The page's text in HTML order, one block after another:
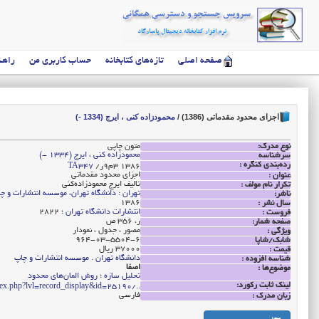
صفحه اصلی تازه‌های کتابخانه حساب کاربری من
اجزای محدود مقدماتی (1386) / محمودزاده کنی ، ایرج (1334 -)
نوع مدرک:
متون چاپی
سرشناسه
محمودزاده کنی ، ایرج (1334 -)
رده‌بندی کنگره :
TA347 ‭/ر9م3 1386
عنوان :
اجزای محدود مقدماتی
تکرار نام مولف :
تالیف ایرج محمودزاده‌کنی
ناشر:
تهران : دانشگاه تهران، موسسه انتشارات و
سال نشر :
1386
فروست :
انتشارات دانشگاه تهران ؛ 2822
صفحه شمار:
ر، 356 ص
ویژگی :
مصور ، جدول ، نمودار
شابک/شاپا
964-03-5504-6
قیمت :
37000 ریال
شناسه افزوده :
دانشگاه تهران . موسسه انتشارات و چاپ
موضوع‌ها :
اصفا
تحلیل سازه ؛ روش المان‌های محدود
لینک ثابت رکورد:
../opac/index.php?lvl=record_display&id=25190
زبان مدرک :
فارسی